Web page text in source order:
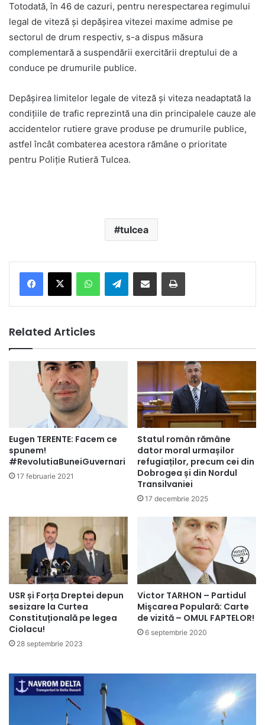
Totodată, în 46 de cazuri, pentru nerespectarea regimului
legal de viteză și depășirea vitezei maxime admise pe
sectorul de drum respectiv, s-a dispus măsura
complementară a suspendării exercitării dreptului de a
conduce pe drumurile publice.
Depășirea limitelor legale de viteză și viteza neadaptată la
condițiile de trafic reprezintă una din principalele cauze ale
accidentelor rutiere grave produse pe drumurile publice,
astfel încât combaterea acestora rămâne o prioritate
pentru Poliție Rutieră Tulcea.
tulcea
Telegram
Related Articles
Eugen TERENTE: Facem ce
spunem!
#RevolutiaBuneiGuvernari
17 februarie 2021
Statul român rămâne
dator moral urmașilor
refugiaților, precum cei din
Dobrogea și din Nordul
Transilvaniei
17 decembrie 2025
USR și Forța Dreptei depun
sesizare la Curtea
Constituțională pe legea
Ciolacu!
28 septembrie 2023
Victor TARHON – Partidul
Mişcarea Populară: Carte
de vizită – OMUL FAPTELOR!
6 septembrie 2020